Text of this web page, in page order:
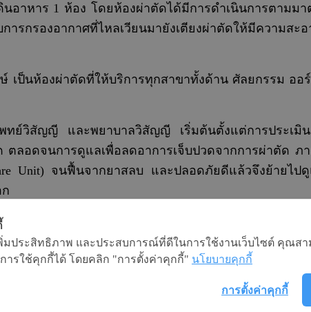
นอาหาร 1 ห้อง โดยห้องผ่าตัดได้มีการดำเนินการตา
รกรองอากาศที่ไหลเวียนมายังเตียงผ่าตัดให้มีความส
เป็นห้องผ่าตัดที่ให้บริการทุกสาขาทั้งด้าน ศัลยกรรม อ
ทย์วิสัญญี และพยาบาลวิสัญญี เริ่มต้นตั้งแต่การประเมิน
ลอดจนการดูแลเพื่อลดอาการเจ็บปวดจากการผ่าตัด ภ
Unit) จนฟื้นจากยาสลบ และปลอดภัยดีแล้วจึงย้ายไ
อร์โธปิดิกส์ นรีเวชกรรม ตา และหูคอจมูก
ดิกส์ นรีเวชกรรม ตา และหูคอจมูก
มประสิทธิภาพ และประสบการณ์ที่ดีในการใช้งานเว็บไซต์ คุณสา
ารใช้คุกกี้ได้ โดยคลิก "การตั้งค่าคุกกี้" นโยบายคุกกี้
การตั้งค่าคุกกี้